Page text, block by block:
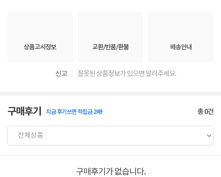
상품고시정보 교환/반품/환불 배송안내
신고 잘못된 상품정보가 있으면 알려주세요.
구매후기 지금 후기쓰면 적립금 2배! 총0건
구매후기가 없습니다.